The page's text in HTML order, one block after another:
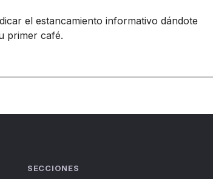
el estancamiento informativo dándote
primer café.
SECCIONES